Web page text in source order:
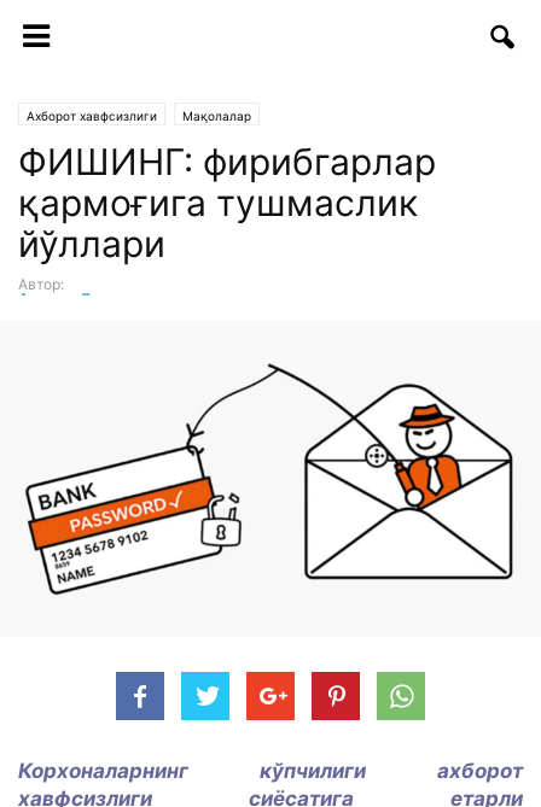
Ахборот хавфсизлиги Мақолалар
ФИШИНГ: фирибгарлар
қармоғига тушмаслик
йўллари
Автор:
Алишер Давлятов
Корхоналарнинг кўпчилиги ахборот
хавфсизлиги сиёсатига етарли